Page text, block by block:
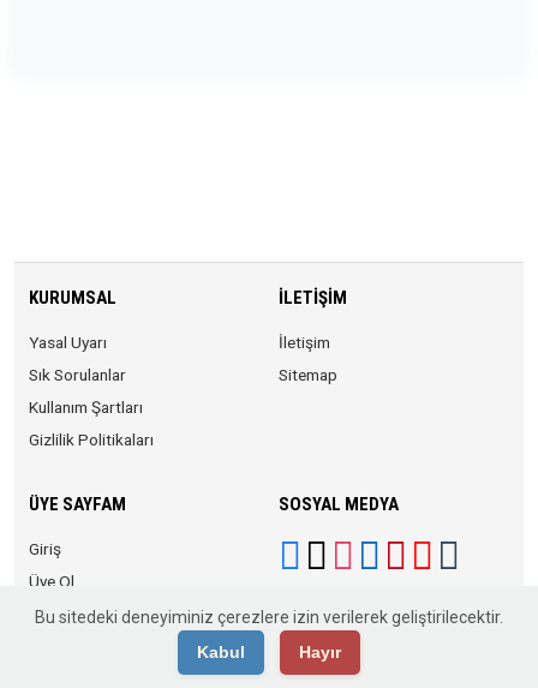
KURUMSAL
Yasal Uyarı
Sık Sorulanlar
Kullanım Şartları
Gizlilik Politikaları
İLETIŞIM
İletişim
Sitemap
ÜYE SAYFAM
Giriş
Üye Ol
SOSYAL MEDYA
© 2026 Anadolu KOBİ. Tüm Hakları Saklıdır.
Bu sitedeki deneyiminiz çerezlere izin verilerek geliştirilecektir.
Kabul
Hayır